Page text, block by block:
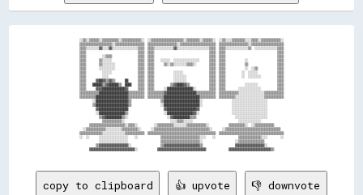
copy to clipboard 👍 upvote 👎 downvote